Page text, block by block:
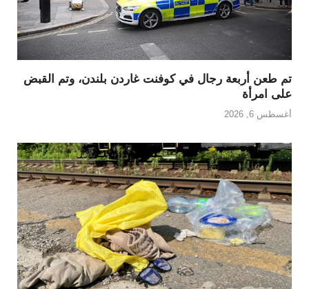
تم طعن أربعة رجال في كوفنت غاردن بلندن، وتم القبض
على امرأة
أغسطس 6, 2026